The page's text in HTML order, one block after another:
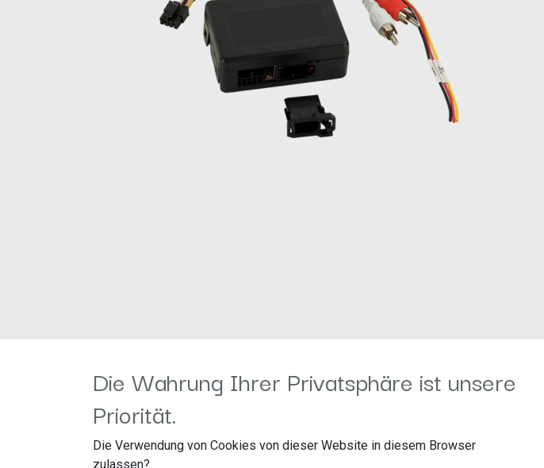
Anschluss: lose Kabel
gelb: +12V Dauerstrom Klemme 30
Die Wahrung Ihrer Privatsphäre ist unsere
Priorität.
Die Verwendung von Cookies von dieser Website in diesem Browser
zulassen?